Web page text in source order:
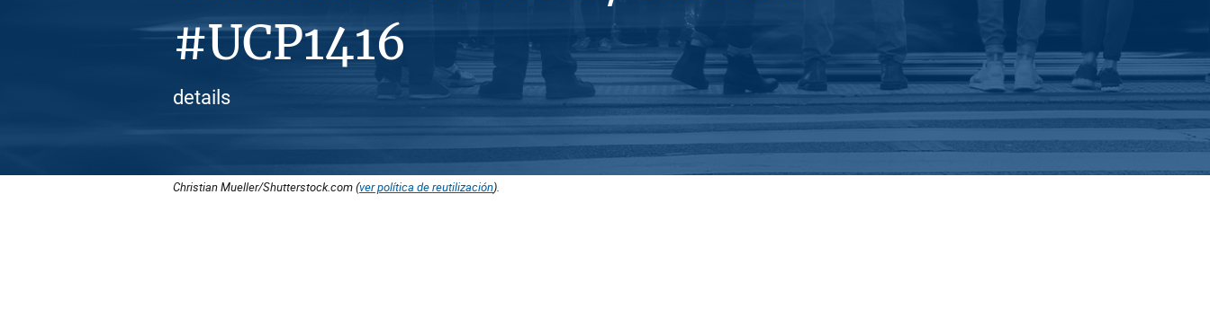
#UCP1416
details
Christian Mueller/Shutterstock.com (ver política de reutilización).